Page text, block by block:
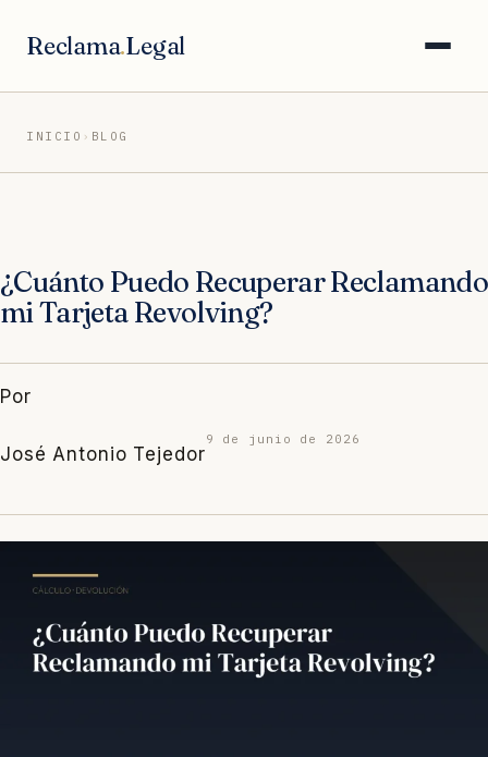
Reclama.Legal
INICIO › BLOG
¿Cuánto Puedo Recuperar Reclamando
mi Tarjeta Revolving?
Por
José Antonio Tejedor
9 de junio de 2026